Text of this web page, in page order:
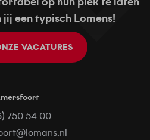
jij een typisch Lomens!
VACATURES
750 54 00